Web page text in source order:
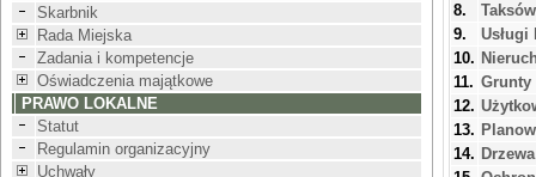
Skarbnik
Rada Miejska
Zadania i kompetencje
Oświadczenia majątkowe
PRAWO LOKALNE
Statut
Regulamin organizacyjny
Uchwały
8.
9.
Usługi
10.
11. Grunty
12.
13.
14.